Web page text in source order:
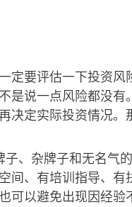
定要评估一下投资
是说一点风险都没
定实际投资情况。
、杂牌子和无名气
间、有培训指导、有
可以避免出现因经